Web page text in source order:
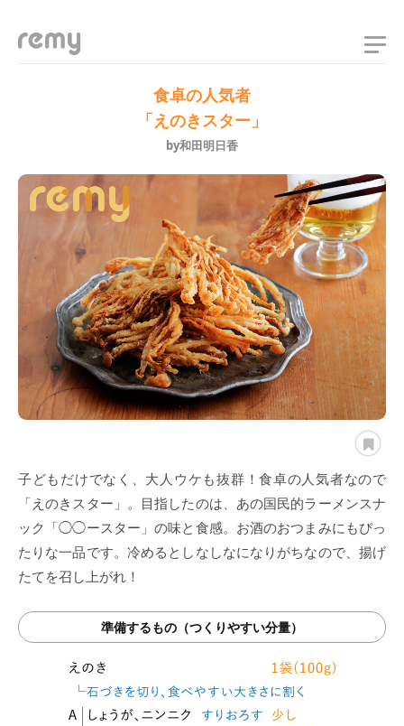
食卓の人気者
「えのきスター」
by和田明日香
子どもだけでなく、大人ウケも抜群！食卓の人気者なので
「えのきスター」。目指したのは、あの国民的ラーメンスナ
ック「◯◯ースター」の味と食感。お酒のおつまみにもぴっ
たりな一品です。冷めるとしなしなになりがちなので、揚げ
たてを召し上がれ！
準備するもの（つくりやすい分量）